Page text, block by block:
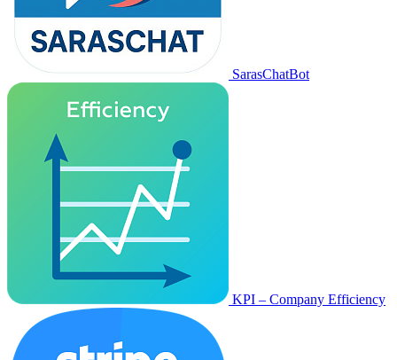
SarasChatBot
KPI – Company Efficiency